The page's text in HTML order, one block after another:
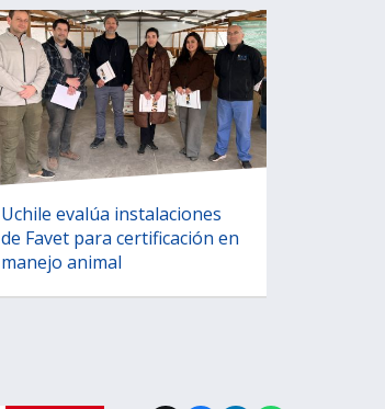
Uchile evalúa instalaciones
de Favet para certificación en
manejo animal